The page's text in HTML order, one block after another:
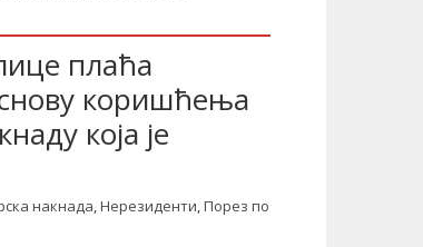
плаћа
коришћења
која је
накнада,Нерезиденти,Порез по